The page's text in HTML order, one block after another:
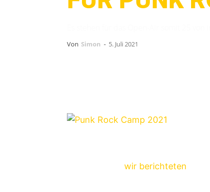
Von Simon - 5. Juli 2021
wir berichteten